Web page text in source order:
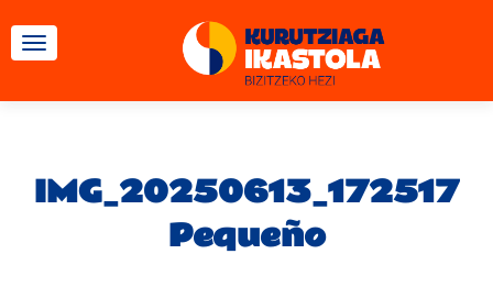
TOGGLE NAVIGATION
IMG_20250613_172517
Pequeño